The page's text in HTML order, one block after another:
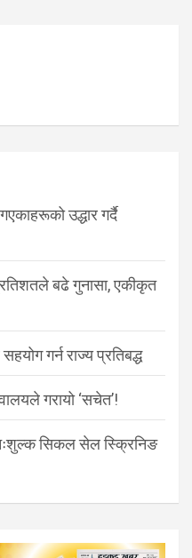
उद्धार गर्दै
बढे गुनासा, एकीकृत
गर्न राज्य प्रतिबद्ध
गरायो ‘सचेत’!
सिकल सेल स्क्रिनिङ